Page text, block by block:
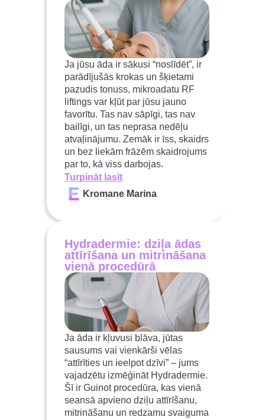
Ja jūsu āda ir sākusi “noslīdēt”, ir
parādījušās krokas un šķietami
pazudis tonuss, mikroadatu RF
liftings var kļūt par jūsu jauno
favorītu. Tas nav sāpīgi, tas nav
bailīgi, un tas neprasa nedēļu
atvaļinājumu. Zemāk ir īss, skaidrs
un bez liekām frāzēm skaidrojums
par to, kā viss darbojas.
Turpināt lasīt
Kromane Marina
Hydradermie: dziļa ādas
attīrīšana un mitrināšana
vienā procedūrā
Ja āda ir kļuvusi blāva, jūtas
sausums vai vienkārši vēlas
“attīrīties un ieelpot dzīvi” – jums
vajadzētu izmēģināt Hydradermie.
Šī ir Guinot procedūra, kas vienā
seansā apvieno dziļu attīrīšanu,
mitrināšanu un redzamu svaiguma